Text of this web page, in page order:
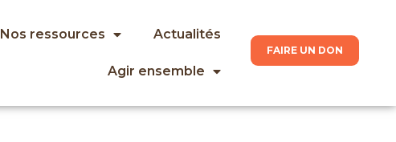
Nos ressources Actualités
Agir ensemble
FAIRE UN DON